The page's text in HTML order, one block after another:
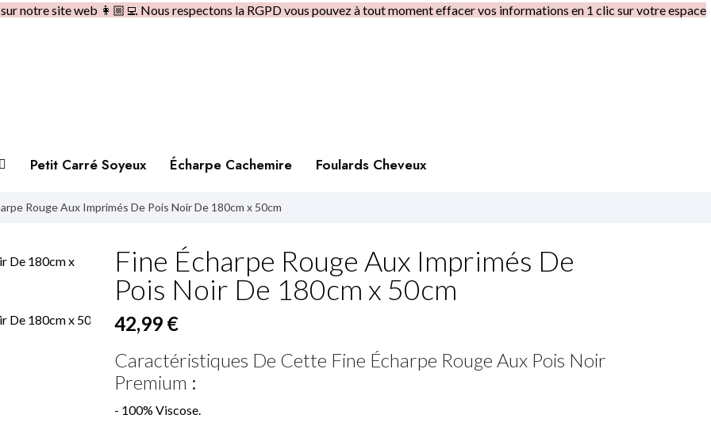
notre site web 👩🏼‍💻 Nous respectons la RGPD vous pouvez à tout moment effacer vos informations en 1 clic sur votre espace
Petit Carré Soyeux Écharpe Cachemire Foulards Cheveux
Rouge Aux Imprimés De Pois Noir De 180cm x 50cm
Fine Écharpe Rouge Aux Imprimés De
Pois Noir De 180cm x 50cm
42,99 €
Caractéristiques De Cette Fine Écharpe Rouge Aux Pois Noir
Premium :
- 100% Viscose.